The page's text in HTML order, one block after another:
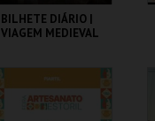
BILHETE DIÁRIO |
VIAGEM MEDIEVAL
SANTA MARIA DA
FEIRA